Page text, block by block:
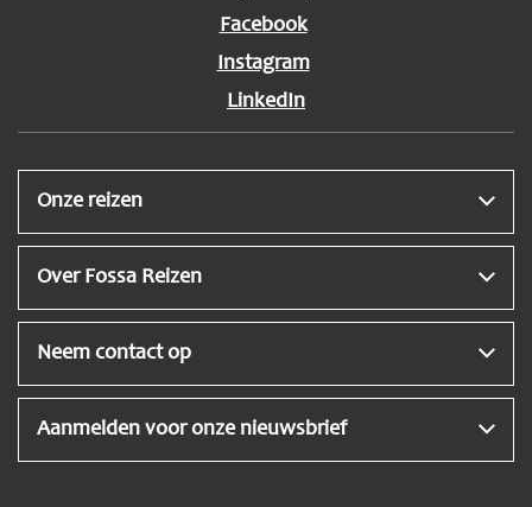
Facebook
Instagram
LinkedIn
Onze reizen
Over Fossa Reizen
Neem contact op
Aanmelden voor onze nieuwsbrief